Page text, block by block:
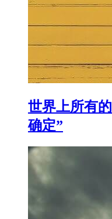
世界上所有
确定”